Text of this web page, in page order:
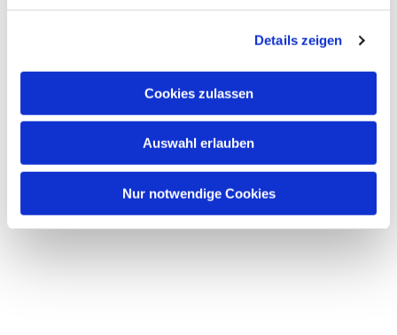
Details zeigen
Cookies zulassen
Auswahl erlauben
Nur notwendige Cookies